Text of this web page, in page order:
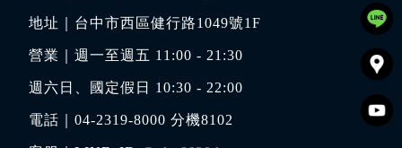
地址｜ 台中市西區健行路1049號1F
營業｜週一至週五 11:00 - 21:30
週六日、國定假日 10:30 - 22:00
電話｜04-2319-8000 分機8102